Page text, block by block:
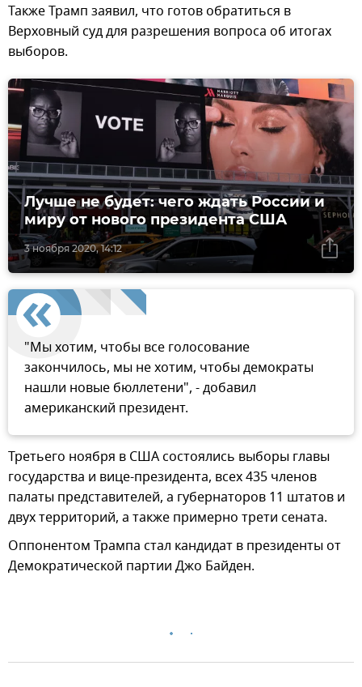
Также Трамп заявил, что готов обратиться в
Верховный суд для разрешения вопроса об итогах
выборов.
3 ноября 2020, 14:12
Лучше не будет: чего ждать России и
миру от нового президента США
"Мы хотим, чтобы все голосование
закончилось, мы не хотим, чтобы демократы
нашли новые бюллетени", - добавил
американский президент.
Третьего ноября в США состоялись выборы главы
государства и вице-президента, всех 435 членов
палаты представителей, а губернаторов 11 штатов и
двух территорий, а также примерно трети сената.
Оппонентом Трампа стал кандидат в президенты от
Демократической партии Джо Байден.